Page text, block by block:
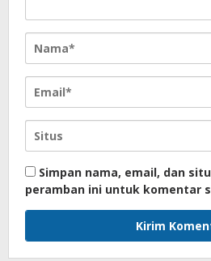
Simpan nama, email, dan
peramban ini untuk komentar